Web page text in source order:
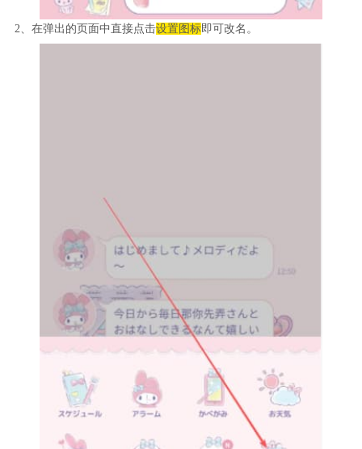
2、在弹出的页面中直接点击设置图标即可改名。